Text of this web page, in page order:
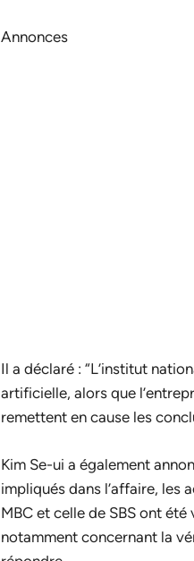
Annonces
Il a déclaré : “L’institut
artificielle, alors que
remettent en cause les
Kim Se-ui a également
impliqués dans l’affaire, les
MBC et celle de SBS ont
notamment concernant la